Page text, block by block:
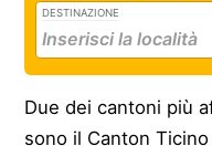
DESTINAZIONE
Due dei cantoni più
sono il Canton